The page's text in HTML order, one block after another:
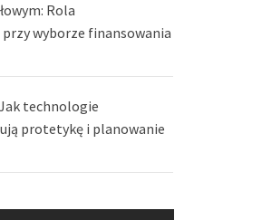
Rola
wyborze finansowania
technologie
protetykę i planowanie